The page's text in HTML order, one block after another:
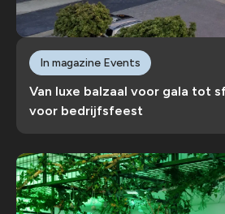
Van luxe balzaal voor gala tot
voor bedrijfsfeest
In magazine Events